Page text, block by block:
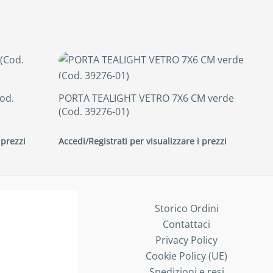
PORTA TEALIGHT VETRO 7X6 CM verde
(Cod. 39276-01)
Accedi/Registrati per visualizzare i prezzi
Storico Ordini
Contattaci
Privacy Policy
Cookie Policy (UE)